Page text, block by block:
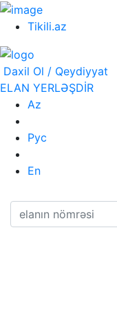
Tikili.az
Daxil Ol / Qeydiyyat
ELAN YERLƏŞDİR
Az
Рус
En